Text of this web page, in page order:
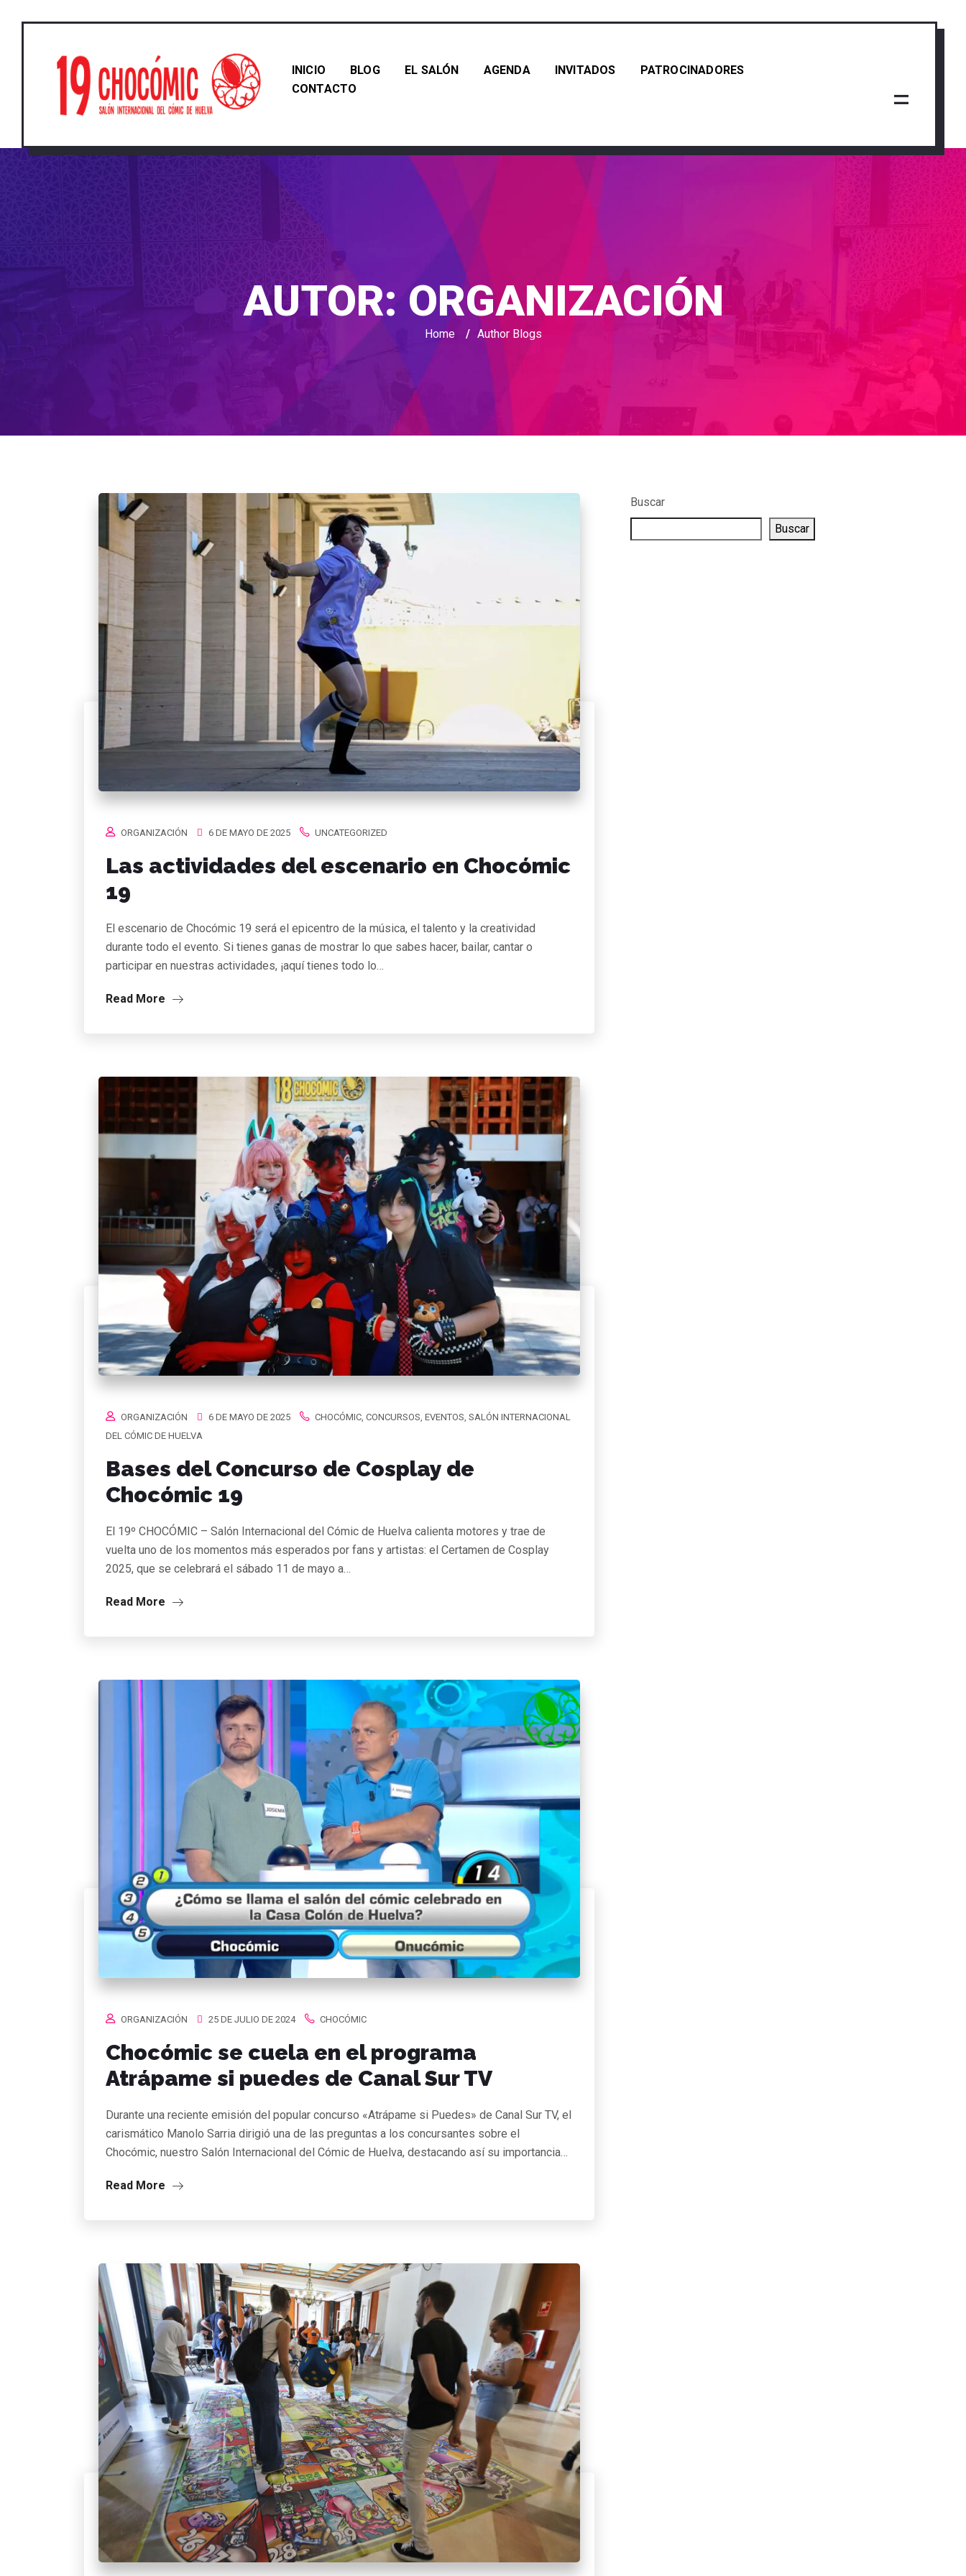
INICIO BLOG EL SALÓN AGENDA INVITADOS
PATROCINADORES
CONTACTO
AUTOR: ORGANIZACIÓN
Home / Author Blogs
ORGANIZACIÓN 6 DE MAYO DE 2025 UNCATEGORIZED
Las actividades del escenario en Chocómic
19
El escenario de Chocómic 19 será el epicentro de la música, el talento y la creatividad
durante todo el evento. Si tienes ganas de mostrar lo que sabes hacer, bailar, cantar o
participar en nuestras actividades, ¡aquí tienes todo lo…
Read More
ORGANIZACIÓN 6 DE MAYO DE 2025 CHOCÓMIC CONCURSOS EVENTOS SALÓN INTERNACIONAL
DEL CÓMIC DE HUELVA
Bases del Concurso de Cosplay de
Chocómic 19
El 19º CHOCÓMIC – Salón Internacional del Cómic de Huelva calienta motores y trae de
vuelta uno de los momentos más esperados por fans y artistas: el Certamen de Cosplay
2025, que se celebrará el sábado 11 de mayo a…
Read More
ORGANIZACIÓN 25 DE JULIO DE 2024 CHOCÓMIC
Chocómic se cuela en el programa
Atrápame si puedes de Canal Sur TV
Durante una reciente emisión del popular concurso «Atrápame si Puedes» de Canal Sur TV, el
carismático Manolo Sarria dirigió una de las preguntas a los concursantes sobre el
Chocómic, nuestro Salón Internacional del Cómic de Huelva, destacando así su importancia…
Read More
Buscar
Buscar